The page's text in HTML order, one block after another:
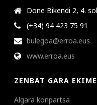
Done Bikendi 2, 4.
(+34) 94 423 75 91
bulegoa@erroa.eus
www.erroa.eus
ZENBAT GARA
Algara konpartsa